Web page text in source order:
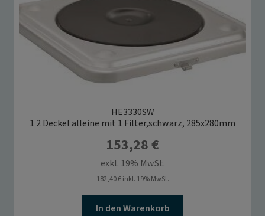
HE3330SW
1 2 Deckel alleine mit 1 Filter,schwarz, 285x280mm
153,28€
exkl. 19% MwSt.
182,40€inkl. 19% MwSt.
In den Warenkorb